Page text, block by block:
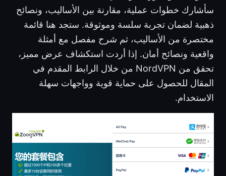
سأشارك خطوات عملية، مقارنة بين الأساليب، ونصائح
ذهبية لضمان تجربة سلسة وموثوقة. ستجد هنا قائمة
مختصرة من الأساليب، ثم شرح مفصل مع أمثلة
واقعية ونصائح أمان. إذا أردت استكشاف عرض مميز،
تحقق من NordVPN من خلال الرابط المقدم في
المقال للحصول على حماية قوية وواجهات سهلة
الاستخدام.